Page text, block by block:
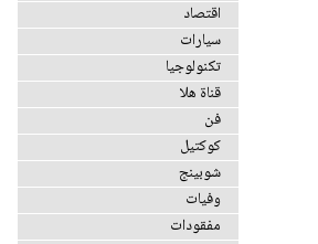
اقتصاد
سيارات
تكنولوجيا
قناة هلا
فن
كوكتيل
شوبينج
وفيات
مفقودات